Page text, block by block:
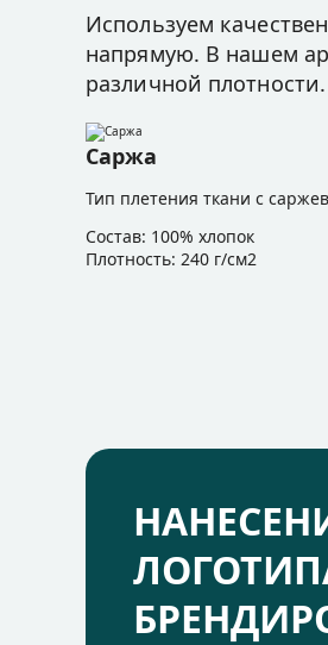
Используем
напрямую. В нашем
различной
Саржа
Тип плетения ткани с
Состав: 100% хлопок
Плотность: 240 г/см2